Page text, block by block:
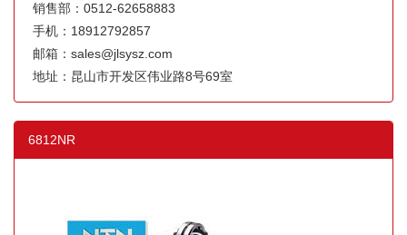
销售部：0512-62658883
手机：18912792857
邮箱：sales@jlsysz.com
地址：昆山市开发区伟业路8号69室
6812NR